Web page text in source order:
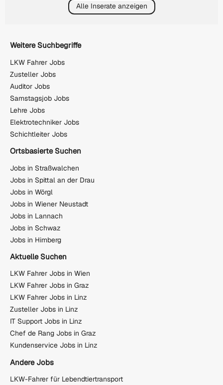
Alle Inserate anzeigen
Weitere Suchbegriffe
LKW Fahrer Jobs
Zusteller Jobs
Auditor Jobs
Samstagsjob Jobs
Lehre Jobs
Elektrotechniker Jobs
Schichtleiter Jobs
Ortsbasierte Suchen
Jobs in Straßwalchen
Jobs in Spittal an der Drau
Jobs in Wörgl
Jobs in Wiener Neustadt
Jobs in Lannach
Jobs in Schwaz
Jobs in Himberg
Aktuelle Suchen
LKW Fahrer Jobs in Wien
LKW Fahrer Jobs in Graz
LKW Fahrer Jobs in Linz
Zusteller Jobs in Linz
IT Support Jobs in Linz
Chef de Rang Jobs in Graz
Kundenservice Jobs in Linz
Andere Jobs
LKW-Fahrer für Lebendtiertransport